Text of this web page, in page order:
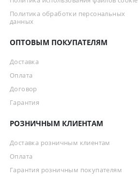
Политика обработки персональных
данных
ОПТОВЫМ ПОКУПАТЕЛЯМ
Доставка
Оплата
Договор
Гарантия
РОЗНИЧНЫМ КЛИЕНТАМ
Доставка розничным клиентам
Оплата
Гарантия розничным покупателям